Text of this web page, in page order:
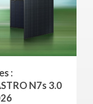
:
N7s 3.0